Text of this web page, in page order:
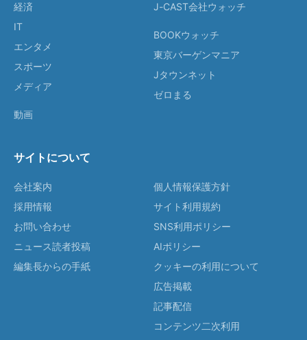
経済
IT
エンタメ
スポーツ
メディア
動画
J-CAST会社ウォッチ
BOOKウォッチ
東京バーゲンマニア
Jタウンネット
ゼロまる
サイトについて
会社案内
採用情報
お問い合わせ
ニュース読者投稿
編集長からの手紙
個人情報保護方針
サイト利用規約
SNS利用ポリシー
AIポリシー
クッキーの利用について
広告掲載
記事配信
コンテンツ二次利用